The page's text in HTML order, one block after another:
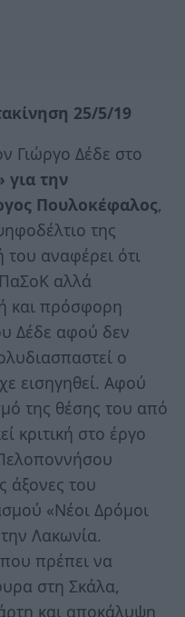
25/5/19
Γιώργο Δέδε στο
για την
Πουλοκέφαλος,
της
του αναφέρει ότι
αλλά
και πρόσφορη
Δέδε αφού δεν
ο
εισηγηθεί. Αφού
της θέσης του από
κριτική στο έργο
άξονες του
«Νέοι Δρόμοι
Λακωνία.
πρέπει να
στη Σκάλα,
και αποκάλυψη